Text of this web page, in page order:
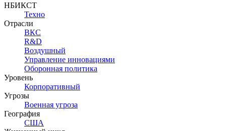
НБИКСТ
Техно
Отрасли
ВКС
R&D
Воздушный
Управление инновациями
Оборонная политика
Уровень
Корпоративный
Угрозы
Военная угроза
География
США